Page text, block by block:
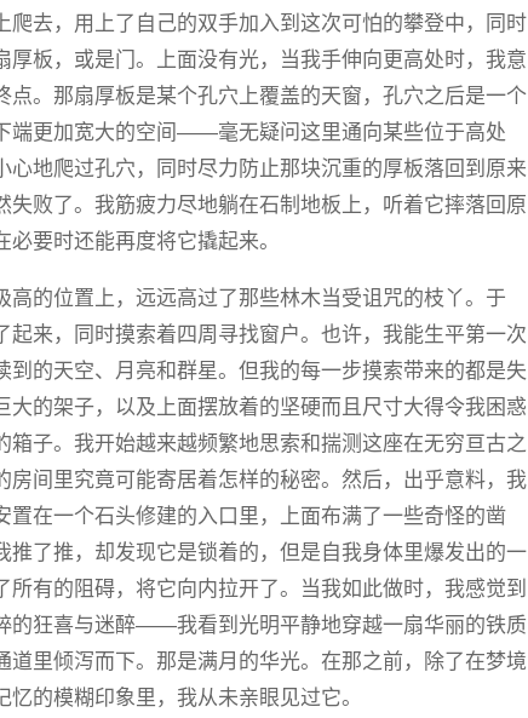
爬去，用上了自己的双手加入到这次可怕的攀登中，同时
厚板，或是门。上面没有光，当我手伸向更高处时，我意
点。那扇厚板是某个孔穴上覆盖的天窗，孔穴之后是一个
端更加宽大的空间——毫无疑问这里通向某些位于高处
心地爬过孔穴，同时尽力防止那块沉重的厚板落回到原来
失败了。我筋疲力尽地躺在石制地板上，听着它摔落回原
要时还能再度将它撬起来。
高的位置上，远远高过了那些林木当受诅咒的枝丫。于
起来，同时摸索着四周寻找窗户。也许，我能生平第一次
到的天空、月亮和群星。但我的每一步摸索带来的都是失
大的架子，以及上面摆放着的坚硬而且尺寸大得令我困惑
子。我开始越来越频繁地思索和揣测这座在无穷亘古之
房间里究竟可能寄居着怎样的秘密。然后，出乎意料，我
在一个石头修建的入口里，上面布满了一些奇怪的凿
推了推，却发现它是锁着的，但是自我身体里爆发出的一
所有的阻碍，将它向内拉开了。当我如此做时，我感觉到
的狂喜与迷醉——我看到光明平静地穿越一扇华丽的铁质
道里倾泻而下。那是满月的华光。在那之前，除了在梦境
的模糊印象里，我从未亲眼见过它。